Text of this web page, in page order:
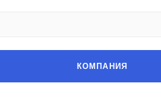
КОМПАНИЯ